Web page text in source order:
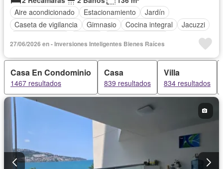
Aire acondicionado
Estacionamiento
Jardín
Caseta de vigilancia
Gimnasio Cocina integral
Jacuzzi
Sin amueblar
27/06/2026 en - Inversiones Inteligentes Bienes Raíces
Casa En Condominio
1467 resultados
Casa
839 resultados
Villa
834 resultados